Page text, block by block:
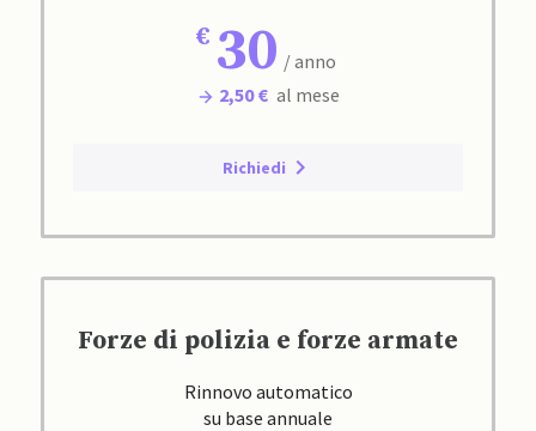
30 / anno
2,50 € al mese
Richiedi
Forze di polizia e forze armate
Rinnovo automatico
su base annuale